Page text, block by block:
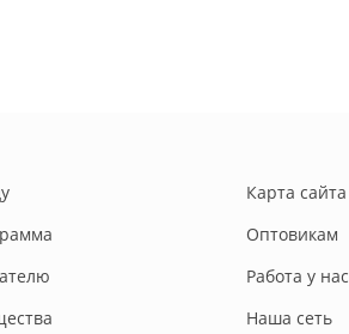
Карта сайта
Оптовикам
Работа у нас
Наша сеть